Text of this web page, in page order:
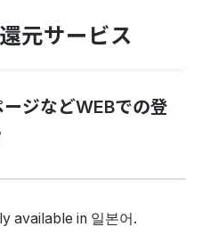
元サービス
ジなどWEBでの登
available in 일본어.